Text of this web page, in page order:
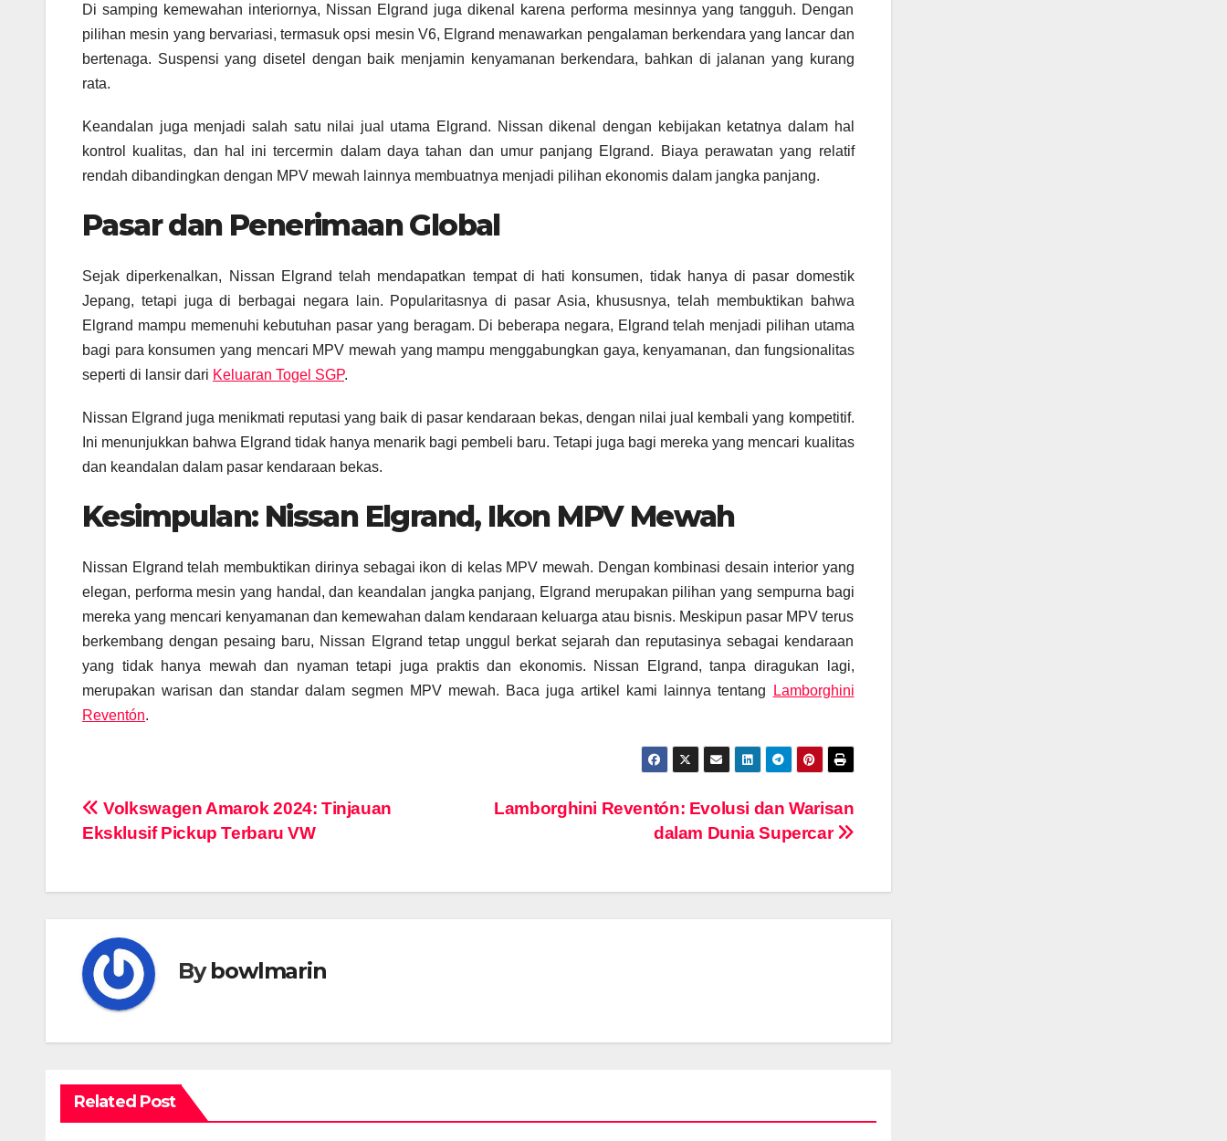
Di samping kemewahan interiornya, Nissan Elgrand juga dikenal karena performa mesinnya yang tangguh. Dengan
pilihan mesin yang bervariasi, termasuk opsi mesin V6, Elgrand menawarkan pengalaman berkendara yang lancar dan
bertenaga. Suspensi yang disetel dengan baik menjamin kenyamanan berkendara, bahkan di jalanan yang kurang
rata.
Keandalan juga menjadi salah satu nilai jual utama Elgrand. Nissan dikenal dengan kebijakan ketatnya dalam hal
kontrol kualitas, dan hal ini tercermin dalam daya tahan dan umur panjang Elgrand. Biaya perawatan yang relatif
rendah dibandingkan dengan MPV mewah lainnya membuatnya menjadi pilihan ekonomis dalam jangka panjang.
Pasar dan Penerimaan Global
Sejak diperkenalkan, Nissan Elgrand telah mendapatkan tempat di hati konsumen, tidak hanya di pasar domestik
Jepang, tetapi juga di berbagai negara lain. Popularitasnya di pasar Asia, khususnya, telah membuktikan bahwa
Elgrand mampu memenuhi kebutuhan pasar yang beragam. Di beberapa negara, Elgrand telah menjadi pilihan utama
bagi para konsumen yang mencari MPV mewah yang mampu menggabungkan gaya, kenyamanan, dan fungsionalitas
seperti di lansir dari Keluaran Togel SGP.
Nissan Elgrand juga menikmati reputasi yang baik di pasar kendaraan bekas, dengan nilai jual kembali yang kompetitif.
Ini menunjukkan bahwa Elgrand tidak hanya menarik bagi pembeli baru. Tetapi juga bagi mereka yang mencari kualitas
dan keandalan dalam pasar kendaraan bekas.
Kesimpulan: Nissan Elgrand, Ikon MPV Mewah
Nissan Elgrand telah membuktikan dirinya sebagai ikon di kelas MPV mewah. Dengan kombinasi desain interior yang
elegan, performa mesin yang handal, dan keandalan jangka panjang, Elgrand merupakan pilihan yang sempurna bagi
mereka yang mencari kenyamanan dan kemewahan dalam kendaraan keluarga atau bisnis. Meskipun pasar MPV terus
berkembang dengan pesaing baru, Nissan Elgrand tetap unggul berkat sejarah dan reputasinya sebagai kendaraan
yang tidak hanya mewah dan nyaman tetapi juga praktis dan ekonomis. Nissan Elgrand, tanpa diragukan lagi,
merupakan warisan dan standar dalam segmen MPV mewah. Baca juga artikel kami lainnya tentang
Lamborghini
Reventón.
Navigasi
Lamborghini Reventón: Evolusi dan Warisan
dalam Dunia Supercar
Volkswagen Amarok 2024: Tinjauan
Eksklusif Pickup Terbaru VW
Bybowlmarin
Related Post